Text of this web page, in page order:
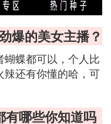
爆的美女主播？
蝶都可以，个人比
还有你懂的哈，可
有哪些你知道吗